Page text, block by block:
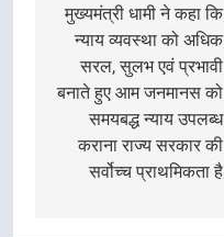
navigation
मुख्यमंत्री धामी ने कहा कि
न्याय व्यवस्था को अधिक
सरल, सुलभ एवं प्रभावी
बनाते हुए आम जनमानस को
समयबद्ध न्याय उपलब्ध
कराना राज्य सरकार की
सर्वोच्च प्राथमिकता है